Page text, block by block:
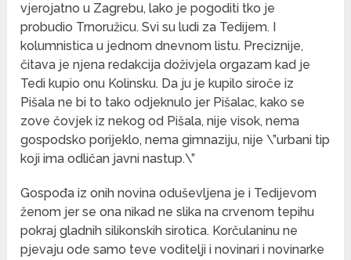
vjerojatno u Zagrebu, lako je pogoditi tko je
probudio Trnoružicu. Svi su ludi za Tedijem. I
kolumnistica u jednom dnevnom listu. Preciznije,
čitava je njena redakcija doživjela orgazam kad je
Tedi kupio onu Kolinsku. Da ju je kupilo siroče iz
Pišala ne bi to tako odjeknulo jer Pišalac, kako se
zove čovjek iz nekog od Pišala, nije visok, nema
gospodsko porijeklo, nema gimnaziju, nije \”urbani tip
koji ima odličan javni nastup.\”
Gospođa iz onih novina oduševljena je i Tedijevom
ženom jer se ona nikad ne slika na crvenom tepihu
pokraj gladnih silikonskih sirotica. Korčulaninu ne
pjevaju ode samo teve voditelji i novinari i novinarke